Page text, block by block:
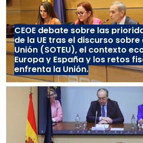
CEOE debate sobre las
de la UE tras el discurso
Unión (SOTEU), el contexto
Europa y España y los retos
enfrenta la Unión.